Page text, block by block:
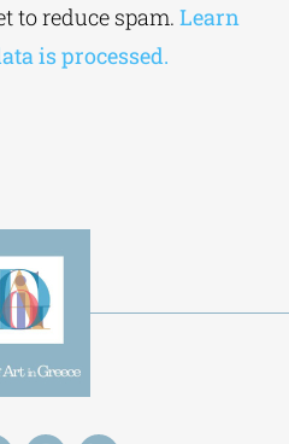
to reduce spam. Learn
is processed.